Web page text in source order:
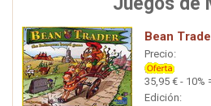
Bean
Precio:
35,95 € - 10%
Edición: